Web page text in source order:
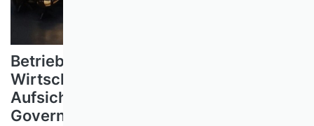
Betriebswirtschaftslehre als Basis für
Wirtschaftsprüfung und
Aufsichtsratstätigkeit sowie Corporate
Governance